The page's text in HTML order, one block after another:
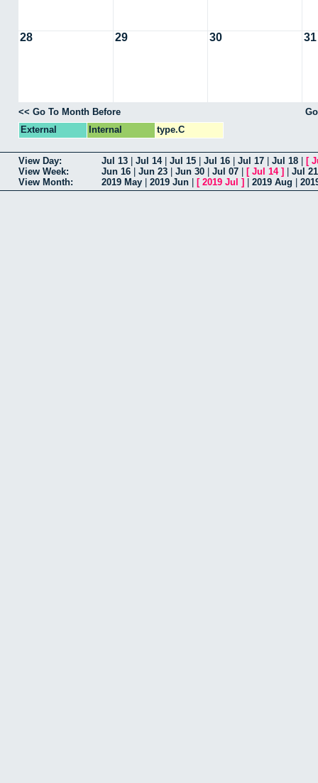
28 29 30 31
<< Go To Month Before
External
Internal type.C
View Day: Jul 13 Jul 14| Jul 15 Jul 16 Jul 17 Jul 18 [
View Week:
Jun 16 Jun 23 Jun 30 Jul 07 [ Jul 14]
Jul 21
View Month:
2019 May 2019 Jun [ 2019 Jul ] 2019 Aug